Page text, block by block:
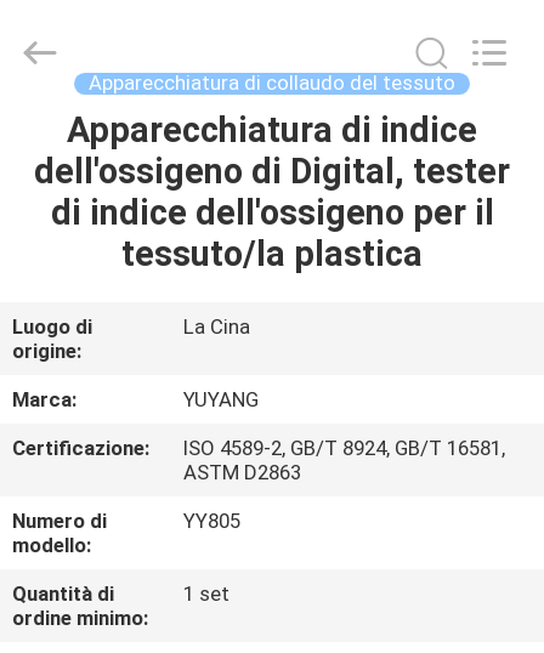
CASA
PRODOTTI
VR
CIRCA
NOI
GIRO
DELLA
FABBRICA
YUYANG
INSTRUMENT
Apparecchiatura di collaudo del tessuto
Apparecchiatura di indice
dell'ossigeno di Digital, tester
di indice dell'ossigeno per il
tessuto/la plastica
Luogo di
origine:
La Cina
Marca:
YUYANG
Certificazione:
ISO 4589-2, GB/T 8924, GB/T 16581,
ASTM D2863
Numero di
modello:
YY805
Quantità di
ordine minimo:
1 set